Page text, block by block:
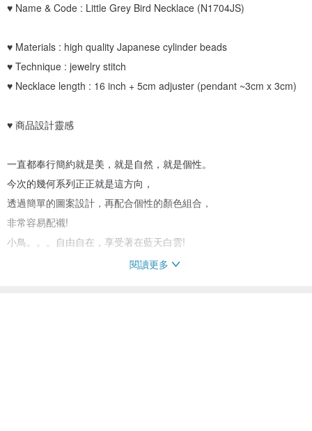
♥ Name & Code : Little Grey Bird Necklace (N1704JS)
♥ Materials : high quality Japanese cylinder beads
♥ Technique : jewelry stitch
♥ Necklace length : 16 inch + 5cm adjuster (pendant ~3cm x 3cm)
♥ 商品設計靈感
一直都奉行簡約就是美，就是自然，就是個性。
今次的幾何系列正正就是這方向，
透過簡單的圖案設計，再配合個性的顏色組合，
非常容易配襯!
小鳥。。。自由自在，享受著在藍天白雲!
閱讀更多